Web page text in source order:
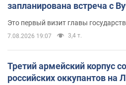
запланирована встреча с
Это первый визит главы
7.08.2026 19:07 3,4 т.
Третий армейский корпус
российских оккупантов на